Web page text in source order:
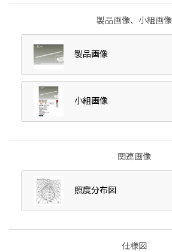
製品画像、小組画像
製品画像
小組画像
関連画像
照度分布図
仕様図